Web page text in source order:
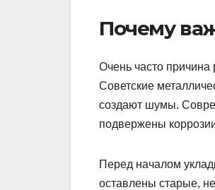
Почему
Очень часто
Советские
создают шумы.
подвержены
Перед началом
оставлены старые,